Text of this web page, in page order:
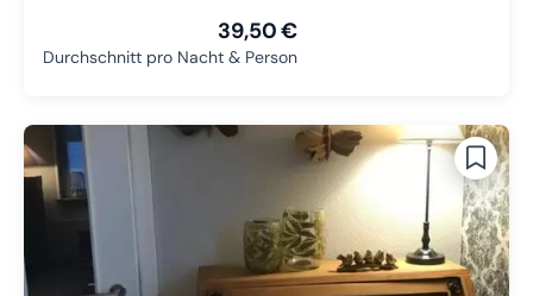
39,50 €
Durchschnitt pro Nacht & Person